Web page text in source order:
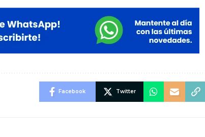
Facebook Twitter